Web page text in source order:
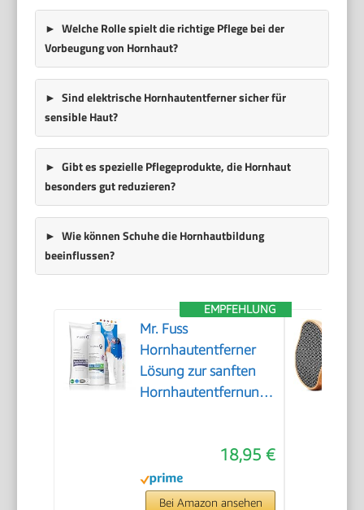
Welche Rolle spielt die richtige Pflege bei der
Vorbeugung von Hornhaut?
Sind elektrische Hornhautentferner sicher für
sensible Haut?
Gibt es spezielle Pflegeprodukte, die Hornhaut
besonders gut reduzieren?
Wie können Schuhe die Hornhautbildung
beeinflussen?
EMPFEHLUNG
Mr. Fuss
Hornhautentferner
Lösung zur sanften
Hornhautentfernung
Fußpflege Pediküre
Set ohne Schleifen
18,95 €
Bei Amazon ansehen